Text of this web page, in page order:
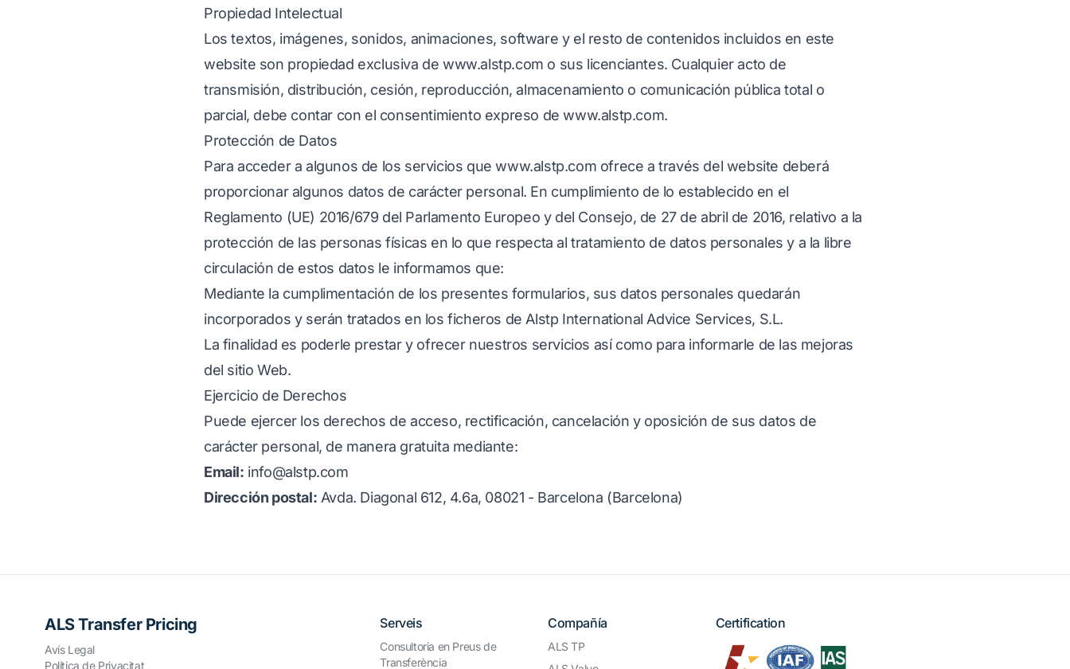
Propiedad Intelectual
Los textos, imágenes, sonidos, animaciones, software y el resto de contenidos incluidos en este
website son propiedad exclusiva dewww.alstp.com o sus licenciantes. Cualquier acto de
transmisión, distribución, cesión, reproducción, almacenamiento o comunicación pública total o
parcial, debe contar con el consentimiento expreso dewww.alstp.com.
Protección de Datos
Para acceder a algunos de los servicios quewww.alstp.com ofrece a través del website deberá
proporcionar algunos datos de carácter personal. En cumplimiento de lo establecido en el
Reglamento (UE) 2016/679 del Parlamento Europeo y del Consejo, de 27 de abril de 2016, relativo a la
protección de las personas físicas en lo que respecta al tratamiento de datos personales y a la libre
circulación de estos datos le informamos que:
Mediante la cumplimentación de los presentes formularios, sus datos personales quedarán
incorporados y serán tratados en los ficheros de Alstp International Advice Services, S.L.
La finalidad es poderle prestar y ofrecer nuestros servicios así como para informarle de las mejoras
del sitio Web.
Ejercicio de Derechos
Puede ejercer los derechos de acceso, rectificación, cancelación y oposición de sus datos de
carácter personal, de manera gratuita mediante:
Email: info@alstp.com
Dirección postal: Avda. Diagonal 612, 4.6a, 08021 - Barcelona (Barcelona)
ALS Transfer Pricing
Avís Legal
Política de Privacitat
Serveis
Consultoria en Preus de
Transferència
Compañía
ALS TP
Certification